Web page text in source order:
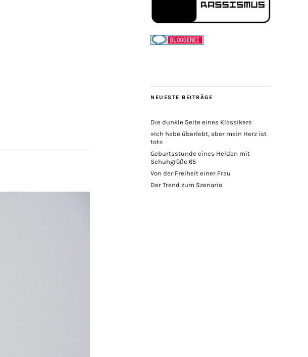
NEUESTE BEITRÄGE
Die dunkle Seite eines Klassikers
»Ich habe überlebt, aber mein Herz ist
tot«
Geburtsstunde eines Helden mit
Schuhgröße 65
Von der Freiheit einer Frau
Der Trend zum Szenario